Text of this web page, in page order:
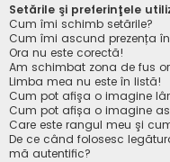
Setările şi preferinţele
Cum îmi schimb setările?
Cum îmi ascund prezența
Ora nu este corectă!
Am schimbat zona de fus
Limba mea nu este în listă!
Cum pot afişa o imagine
Cum pot afișa o imagine
Care este rangul meu şi
De ce când folosesc
mă autentific?